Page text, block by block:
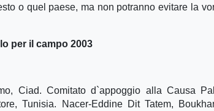
o quel paese, ma non potranno evitare la
per il campo 2003
Ciad. Comitato d`appoggio alla Causa
Tunisia. Nacer-Eddine Dit Tatem,